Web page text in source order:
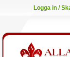
Logga in /